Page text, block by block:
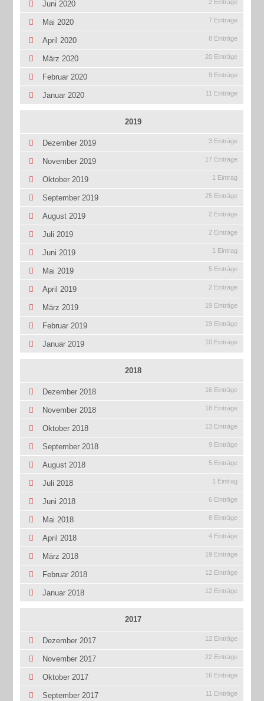
Juni 2020 2 Einträge
Mai 2020 7 Einträge
April 2020 8 Einträge
März 2020 20 Einträge
Februar 2020 9 Einträge
Januar 2020 11 Einträge
2019
Dezember 2019 3 Einträge
November 2019 17 Einträge
Oktober 2019 1 Eintrag
September 2019 25 Einträge
August 2019 2 Einträge
Juli 2019 2 Einträge
Juni 2019 1 Eintrag
Mai 2019 5 Einträge
April 2019 2 Einträge
März 2019 19 Einträge
Februar 2019 19 Einträge
Januar 2019 10 Einträge
2018
Dezember 2018 16 Einträge
November 2018 18 Einträge
Oktober 2018 13 Einträge
September 2018 9 Einträge
August 2018 5 Einträge
Juli 2018 1 Eintrag
Juni 2018 6 Einträge
Mai 2018 8 Einträge
April 2018 4 Einträge
März 2018 19 Einträge
Februar 2018 12 Einträge
Januar 2018 12 Einträge
2017
Dezember 2017 12 Einträge
November 2017 22 Einträge
Oktober 2017 16 Einträge
September 2017 11 Einträge